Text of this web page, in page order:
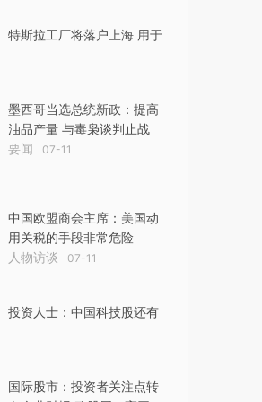
特斯拉工厂将落户上海 用于
墨西哥当选总统新政：提高
油品产量 与毒枭谈判止战
要闻 07-11
中国欧盟商会主席：美国动
用关税的手段非常危险
人物访谈 07-11
投资人士：中国科技股还有
国际股市：投资者关注点转